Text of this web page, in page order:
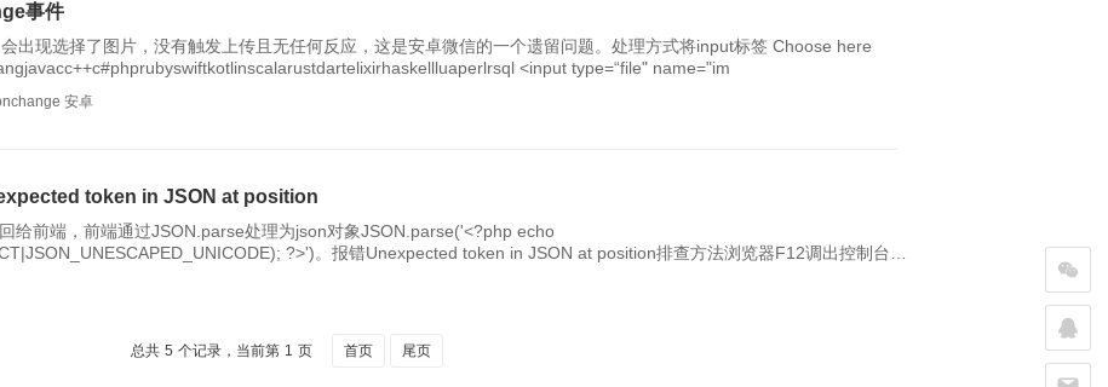
事件
选择了图片，没有触发上传且无任何反应，这是安卓微信的一个遗留问题。处理方式将input标签 Choose here
javascripttypescripthtmlcssshellpythongolangjavacc++c#phprubyswiftkotlinscalarustdartelixirhaskellluaperlrsql <input type=“file" name="im
安卓
token in JSON at position
给前端，前端通过JSON.parse处理为json对象JSON.parse('<?php echo
?>')。报错Unexpected token in JSON at position排查方法浏览器F12调出控制台，
总共 5 个记录，当前第 1 页 首页 尾页